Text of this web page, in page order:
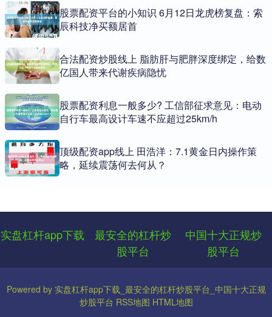
股票配资平台的小知识 6月12日龙虎榜复盘：索
辰科技净买额居首
合法配资炒股线上 脂肪肝与肥胖深度绑定，给数
亿国人带来代谢疾病隐忧
股票配资利息一般多少? 工信部征求意见：电动
自行车最高设计车速不应超过25km/h
顶级配资app线上 田浩洋：7.1黄金日内操作策
略，延续震荡何去何从？
实盘杠杆app下载
最安全的杠杆炒
股平台
中国十大正规炒
股平台
Powered by 实盘杠杆app下载_最安全的杠杆炒股平台_中国十大正规
炒股平台 RSS地图 HTML地图